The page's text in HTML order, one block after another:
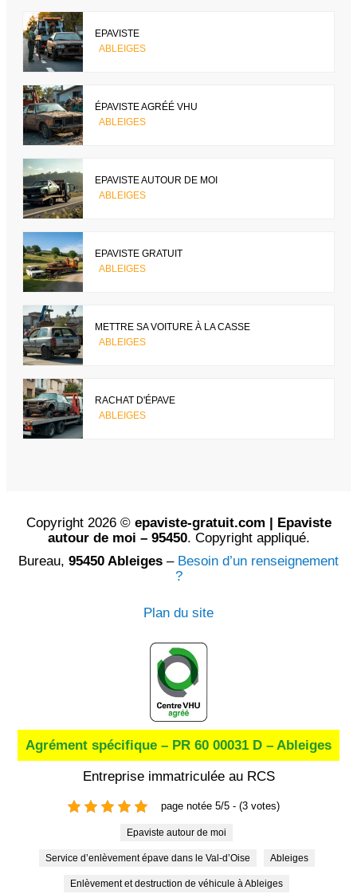
EPAVISTE
ABLEIGES
ÉPAVISTE AGRÉÉ VHU
ABLEIGES
EPAVISTE AUTOUR DE MOI
ABLEIGES
EPAVISTE GRATUIT
ABLEIGES
METTRE SA VOITURE À LA CASSE
ABLEIGES
RACHAT D'ÉPAVE
ABLEIGES
Copyright 2026 © epaviste-gratuit.com | Epaviste
autour de moi – 95450. Copyright appliqué.
Bureau, 95450 Ableiges – Besoin d’un renseignement
?
Plan du site
Agrément spécifique – PR 60 00031 D – Ableiges
Entreprise immatriculée au RCS
page notée 5/5 - (3 votes)
Epaviste autour de moi
Service d’enlèvement épave dans le Val-d’Oise Ableiges
Enlèvement et destruction de véhicule à Ableiges